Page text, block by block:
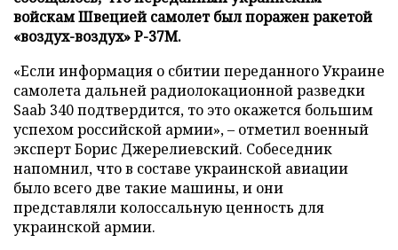
войскам Швецией самолет был поражен ракетой
«воздух-воздух» Р-37М.
«Если информация о сбитии переданного Украине
самолета дальней радиолокационной разведки
Saab 340 подтвердится, то это окажется большим
успехом российской армии», – отметил военный
эксперт Борис Джерелиевский. Собеседник
напомнил, что в составе украинской авиации
было всего две такие машины, и они
представляли колоссальную ценность для
украинской армии.